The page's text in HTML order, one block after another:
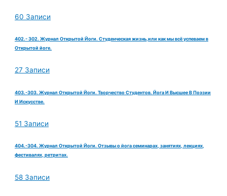
60 Записи
402.- 302. Журнал Открытой Йоги. Студенческая жизнь,или как мы всё успеваем в
Открытой йоге.
27 Записи
403.-303. Журнал Открытой Йоги. Творчество Студентов. Йога И Высшее В Поэзии
И Искусстве.
51 Записи
404.-304. Журнал Открытой Йоги. Отзывы о йога семинарах, занятиях, лекциях,
фестивалях, ретритах.
58 Записи